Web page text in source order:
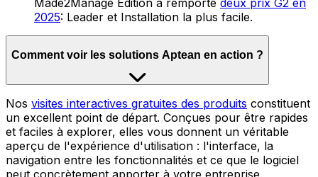
Made2Manage Edition a remporté deux prix G2 en
2025: Leader et Installation la plus facile.
Comment voir les solutions Aptean en action ?
Nos visites interactives gratuites des produits constituent
un excellent point de départ. Conçues pour être rapides
et faciles à explorer, elles vous donnent un véritable
aperçu de l'expérience d'utilisation : l'interface, la
navigation entre les fonctionnalités et ce que le logiciel